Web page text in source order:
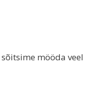
mööda veel